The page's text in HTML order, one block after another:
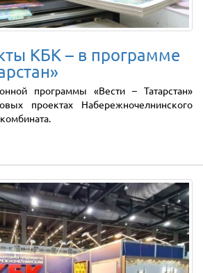
КБК – в программе
программы «Вести – Татарстан»
проектах Набережночелнинского